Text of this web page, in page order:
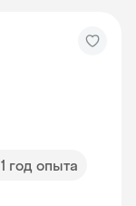
1 год опыта